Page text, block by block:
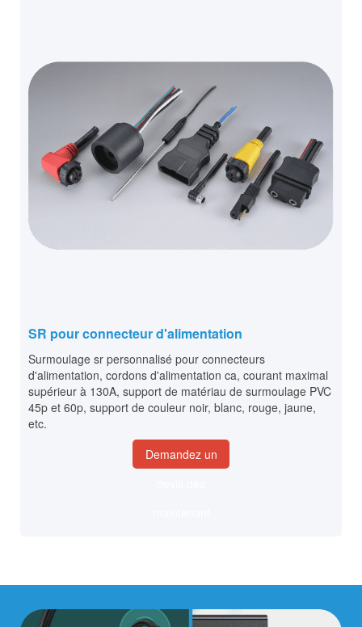
SR pour connecteur d'alimentation
Surmoulage sr personnalisé pour connecteurs
d'alimentation, cordons d'alimentation ca, courant maximal
supérieur à 130A, support de matériau de surmoulage PVC
45p et 60p, support de couleur noir, blanc, rouge, jaune,
etc.
Demandez un